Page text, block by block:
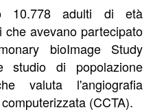
10.778 adulti di età
avevano partecipato
bioImage Study
studio di popolazione
valuta l'angiografia
(CCTA).